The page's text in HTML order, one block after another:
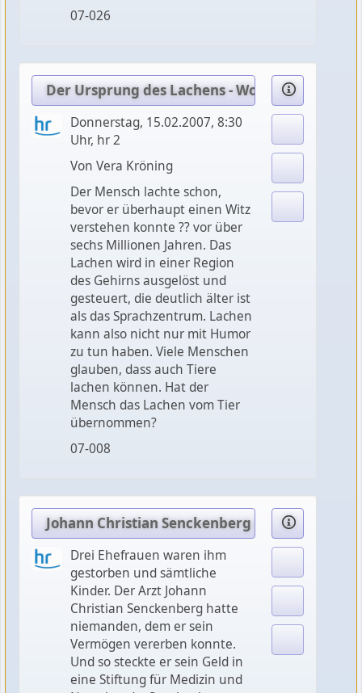
07-026
Der Ursprung des Lachens - Woher kommt der
Donnerstag, 15.02.2007, 8:30
Uhr, hr 2
Von Vera Kröning
Der Mensch lachte schon,
bevor er überhaupt einen Witz
verstehen konnte ?? vor über
sechs Millionen Jahren. Das
Lachen wird in einer Region
des Gehirns ausgelöst und
gesteuert, die deutlich älter ist
als das Sprachzentrum. Lachen
kann also nicht nur mit Humor
zu tun haben. Viele Menschen
glauben, dass auch Tiere
lachen können. Hat der
Mensch das Lachen vom Tier
übernommen?
07-008
Johann Christian Senckenberg (1): Der
Drei Ehefrauen waren ihm
gestorben und sämtliche
Kinder. Der Arzt Johann
Christian Senckenberg hatte
niemanden, dem er sein
Vermögen vererben konnte.
Und so steckte er sein Geld in
eine Stiftung für Medizin und